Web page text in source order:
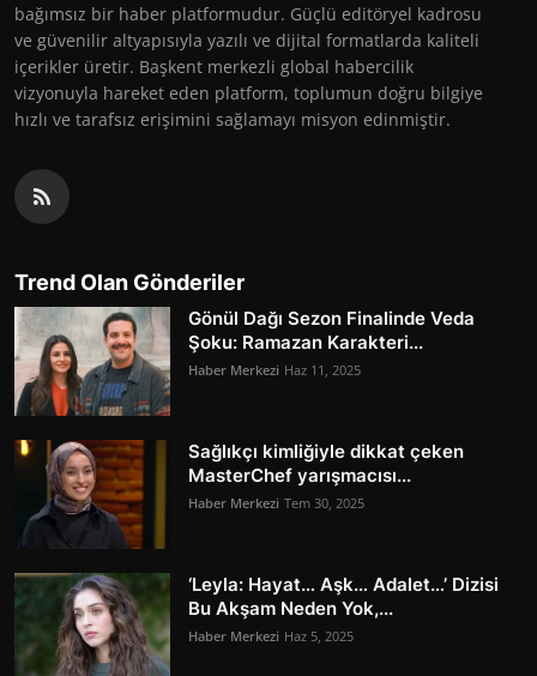
bağımsız bir haber platformudur. Güçlü editöryel kadrosu
ve güvenilir altyapısıyla yazılı ve dijital formatlarda kaliteli
içerikler üretir. Başkent merkezli global habercilik
vizyonuyla hareket eden platform, toplumun doğru bilgiye
hızlı ve tarafsız erişimini sağlamayı misyon edinmiştir.
Trend Olan Gönderiler
Gönül Dağı Sezon Finalinde Veda
Şoku: Ramazan Karakteri...
Haber Merkezi Haz 11, 2025
Sağlıkçı kimliğiyle dikkat çeken
MasterChef yarışmacısı...
Haber Merkezi Tem 30, 2025
‘Leyla: Hayat… Aşk… Adalet…’ Dizisi
Bu Akşam Neden Yok,...
Haber Merkezi Haz 5, 2025